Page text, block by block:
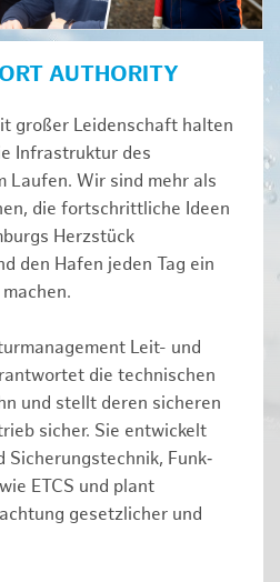
AUTHORITY
großer Leidenschaft halten
Infrastruktur des
Laufen. Wir sind mehr als
die fortschrittliche Ideen
Herzstück
den Hafen jeden Tag ein
Leit- und
die technischen
und stellt deren sicheren
sicher. Sie entwickelt
Funk‑
ETCS und plant
gesetzlicher und